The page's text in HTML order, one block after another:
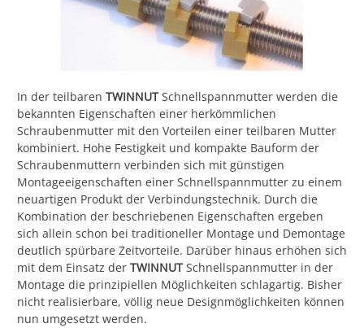
In der teilbaren TWINNUTSchnellspannmutter werden die
bekannten Eigenschaften einer herkömmlichen
Schraubenmutter mit den Vorteilen einer teilbaren Mutter
kombiniert. Hohe Festigkeit und kompakte Bauform der
Schraubenmuttern verbinden sich mit günstigen
Montageeigenschaften einer Schnellspannmutter zu einem
neuartigen Produkt der Verbindungstechnik. Durch die
Kombination der beschriebenen Eigenschaften ergeben
sich allein schon bei traditioneller Montage und Demontage
deutlich spürbare Zeitvorteile. Darüber hinaus erhöhen sich
mit dem Einsatz der TWINNUTSchnellspannmutter in der
Montage die prinzipiellen Möglichkeiten schlagartig. Bisher
nicht realisierbare, völlig neue Designmöglichkeiten können
nun umgesetzt werden.